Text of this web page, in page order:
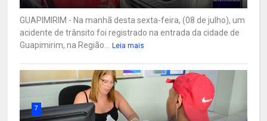
GUAPIMIRIM - Na manhã desta sexta-feira, (08 de julho), um
acidente de trânsito foi registrado na entrada da cidade de
Guapimirim, na Região...
Leia mais
7